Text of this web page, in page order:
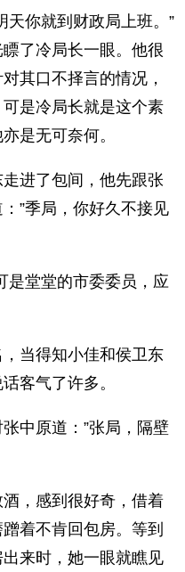
天你就到财政局上班。”
了冷局长一眼。他很
其口不择言的情况，
是冷局长就是这个素
是无可奈何。
进了包间，他先跟张
”季局，你好久不接见
是堂堂的市委委员，应
当得知小佳和侯卫东
客气了许多。
中原道：”张局，隔壁
，感到很好奇，借着
着不肯回包房。等到
来时，她一眼就瞧见